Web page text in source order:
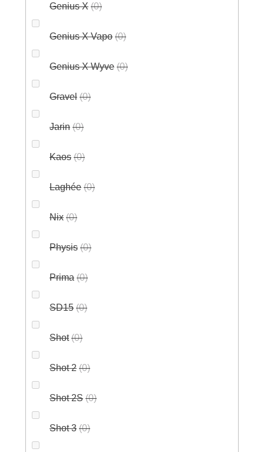
Genius X 0
Genius X Vapo 0
Genius X Wyve 0
Gravel 0
Jarin 0
Kaos 0
Laghée 0
Nix 0
Physis 0
Prima 0
SD15 0
Shot 0
Shot 2 0
Shot 2S 0
Shot 3 0